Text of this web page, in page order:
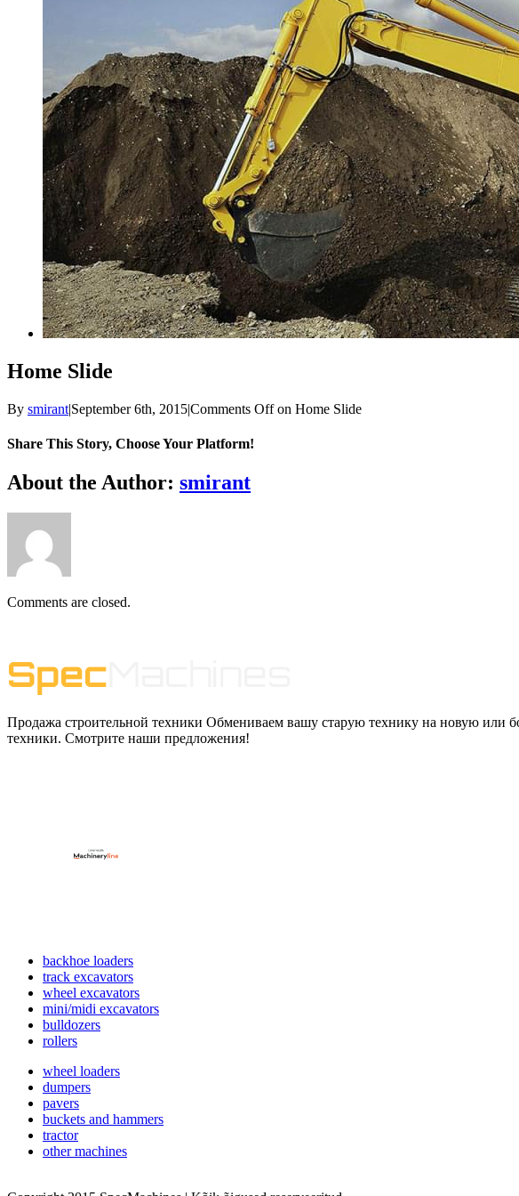
Home Slide
By smirant|September 6th, 2015|Comments Offon Home Slide
Share This Story, Choose Your Platform!
About the Author: smirant
Comments are closed.
Продажа строительной техники Обмениваем вашу старую технику на новую или
техники. Смотрите наши предложения!
backhoe loaders
track excavators
wheel excavators
mini/midi excavators
bulldozers
rollers
wheel loaders
dumpers
pavers
buckets and hammers
tractor
other machines